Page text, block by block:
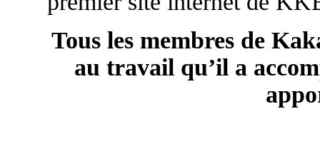
Tous les membres de
au travail qu’il a